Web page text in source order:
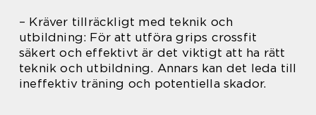
– Kräver tillräckligt med teknik och
utbildning: För att utföra grips crossfit
säkert och effektivt är det viktigt att ha rätt
teknik och utbildning. Annars kan det leda till
ineffektiv träning och potentiella skador.